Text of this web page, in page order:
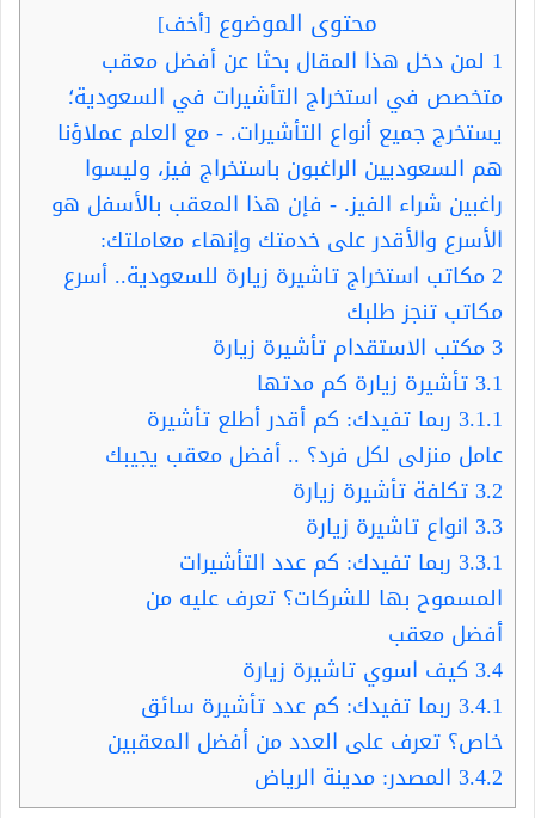
محتوى الموضوع [أخف]
1 لمن دخل هذا المقال بحثا عن أفضل معقب
متخصص في استخراج التأشيرات في السعودية؛
يستخرج جميع أنواع التأشيرات. - مع العلم عملاؤنا
هم السعوديين الراغبون باستخراج فيز، وليسوا
راغبين شراء الفيز. - فإن هذا المعقب بالأسفل هو
الأسرع والأقدر على خدمتك وإنهاء معاملتك:
2مكاتب استخراج تاشيرة زيارة للسعودية.. أسرع
مكاتب تنجز طلبك
3مكتب الاستقدام تأشيرة زيارة
3.1تأشيرة زيارة كم مدتها
3.1.1 ربما تفيدك: كم أقدر أطلع تأشيرة
عامل منزلى لكل فرد؟ .. أفضل معقب يجيبك
3.2تكلفة تأشيرة زيارة
3.3 انواع تاشيرة زيارة
3.3.1 ربما تفيدك: كم عدد التأشيرات
المسموح بها للشركات؟ تعرف عليه من
أفضل معقب
3.4 كيف اسوي تاشيرة زيارة
3.4.1 ربما تفيدك: كم عدد تأشيرة سائق
خاص؟ تعرف على العدد من أفضل المعقبين
3.4.2 المصدر: مدينة الرياض